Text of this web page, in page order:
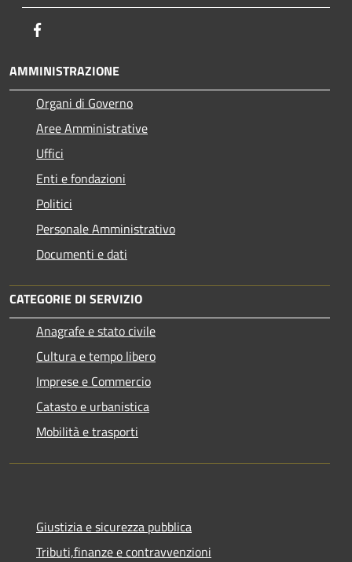
AMMINISTRAZIONE
Organi di Governo
Aree Amministrative
Uffici
Enti e fondazioni
Politici
Personale Amministrativo
Documenti e dati
CATEGORIE DI SERVIZIO
Anagrafe e stato civile
Cultura e tempo libero
Imprese e Commercio
Catasto e urbanistica
Mobilità e trasporti
Giustizia e sicurezza pubblica
Tributi,finanze e contravvenzioni